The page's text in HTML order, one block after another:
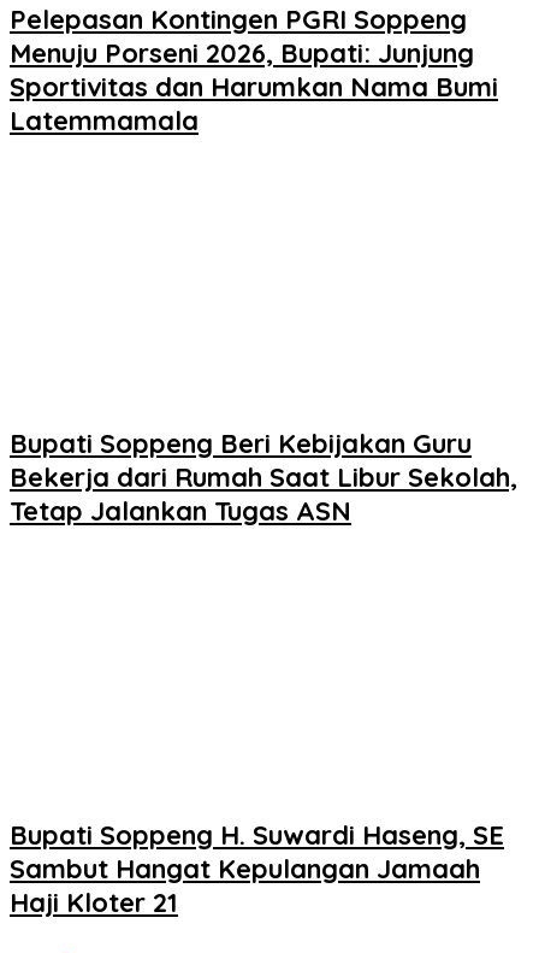
Pelepasan Kontingen PGRI Soppeng
Menuju Porseni 2026, Bupati: Junjung
Sportivitas dan Harumkan Nama Bumi
Latemmamala
Bupati Soppeng Beri Kebijakan Guru
Bekerja dari Rumah Saat Libur Sekolah,
Tetap Jalankan Tugas ASN
Bupati Soppeng H. Suwardi Haseng, SE
Sambut Hangat Kepulangan Jamaah
Haji Kloter 21